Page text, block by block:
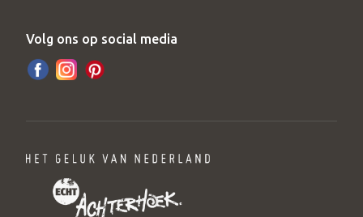
Volg ons op social media